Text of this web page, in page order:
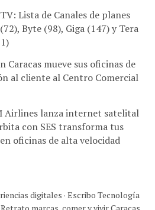
Lista de Canales de planes
Byte (98), Giga (147) y Tera
Caracas mueve sus oficinas de
al cliente al Centro Comercial
Airlines lanza internet satelital
con SES transforma tus
oficinas de alta velocidad
digitales · Escribo Tecnología